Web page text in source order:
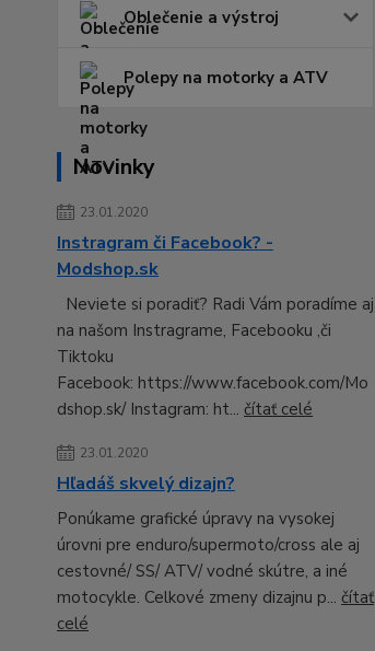
Oblečenie a výstroj
Polepy na motorky a ATV
Novinky
23.01.2020
Instragram či Facebook? -
Modshop.sk
Neviete si poradiť? Radi Vám poradíme aj
na našom Instragrame, Facebooku ,či
Tiktoku
Facebook: https://www.facebook.com/Mo
dshop.sk/ Instagram: ht... čítať celé
23.01.2020
Hľadáš skvelý dizajn?
Ponúkame grafické úpravy na vysokej
úrovni pre enduro/supermoto/cross ale aj
cestovné/ SS/ ATV/ vodné skútre, a iné
motocykle. Celkové zmeny dizajnu p... čítať
celé